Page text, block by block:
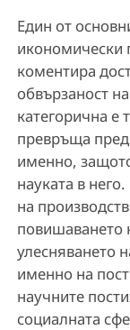
Един от
икономически
коментира
обвързаност
категорична е
превръща
именно,
науката в
на
повишаването
улесняването
именно на
научните
социалната